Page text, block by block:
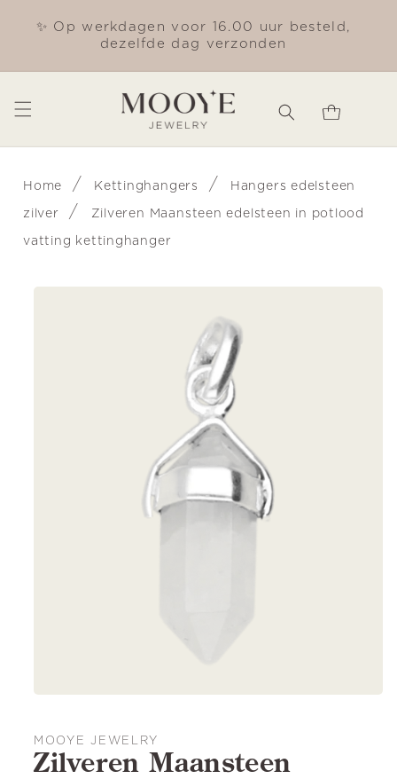
naar de
✨ Op werkdagen voor 16.00 uur besteld,
dezelfde dag verzonden
Winkelwagen
Home / Kettinghangers / Hangers edelsteen
zilver / Zilveren Maansteen edelsteen in potlood
vatting kettinghanger
MOOYE JEWELRY
Zilveren Maansteen